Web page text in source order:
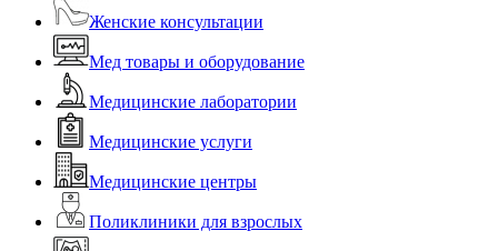
Женские консультации
Мед товары и оборудование
Медицинские лаборатории
Медицинские услуги
Медицинские центры
Поликлиники для взрослых